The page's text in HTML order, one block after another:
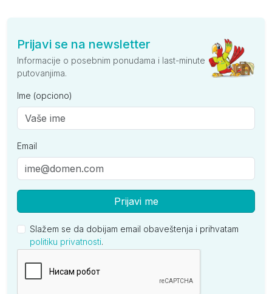
Prijavi se na newsletter
Informacije o posebnim ponudama i last-minute
putovanjima.
Ime (opciono)
Email
Prijavi me
Slažem se da dobijam email obaveštenja i prihvatam
politiku privatnosti.